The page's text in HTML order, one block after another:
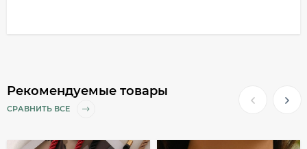
Рекомендуемые товары
СРАВНИТЬ ВСЕ